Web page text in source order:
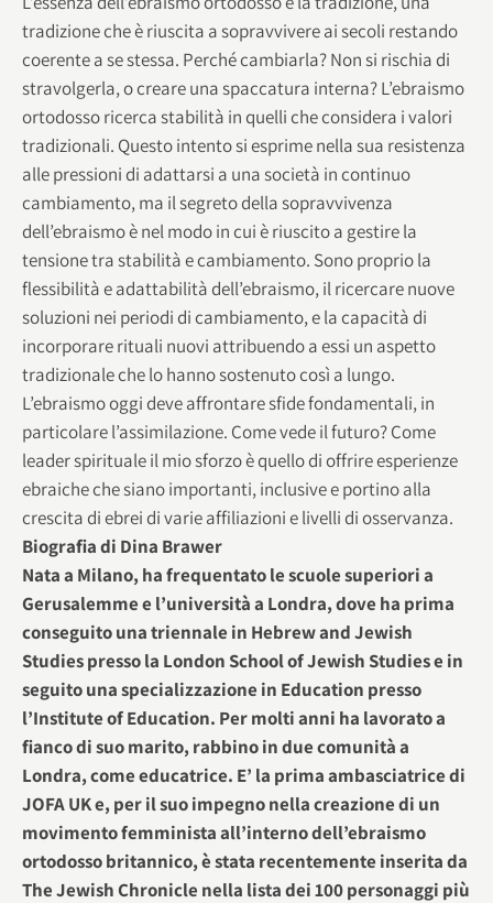
tradizione che è riuscita a sopravvivere ai secoli restando
coerente a se stessa. Perché cambiarla? Non si rischia di
stravolgerla, o creare una spaccatura interna? L’ebraismo
ortodosso ricerca stabilità in quelli che considera i valori
tradizionali. Questo intento si esprime nella sua resistenza
alle pressioni di adattarsi a una società in continuo
cambiamento, ma il segreto della sopravvivenza
dell’ebraismo è nel modo in cui è riuscito a gestire la
tensione tra stabilità e cambiamento. Sono proprio la
flessibilità e adattabilità dell’ebraismo, il ricercare nuove
soluzioni nei periodi di cambiamento, e la capacità di
incorporare rituali nuovi attribuendo a essi un aspetto
tradizionale che lo hanno sostenuto così a lungo.
L’ebraismo oggi deve affrontare sfide fondamentali, in
particolare l’assimilazione. Come vede il futuro? Come
leader spirituale il mio sforzo è quello di offrire esperienze
ebraiche che siano importanti, inclusive e portino alla
crescita di ebrei di varie affiliazioni e livelli di osservanza.
Biografia di Dina Brawer
Nata a Milano, ha frequentato le scuole superiori a
Gerusalemme e l’università a Londra, dove ha prima
conseguito una triennale in Hebrew and Jewish
Studies presso la London School of Jewish Studies e in
seguito una specializzazione in Education presso
l’Institute of Education. Per molti anni ha lavorato a
fianco di suo marito, rabbino in due comunità a
Londra, come educatrice. E’ la prima ambasciatrice di
JOFA UK e, per il suo impegno nella creazione di un
movimento femminista all’interno dell’ebraismo
ortodosso britannico, è stata recentemente inserita da
The Jewish Chronicle nella lista dei 100 personaggi più